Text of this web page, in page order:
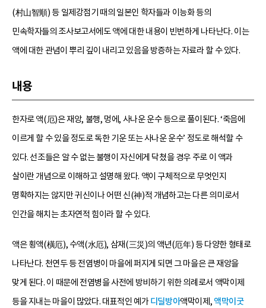
(村山智順) 등 일제강점기 때의 일본인 학자들과 이능화 등의
민속학자들의 조사보고서에도 액에 대한 내용이 빈번하게 나타난다. 이는
액에 대한 관념이 뿌리 깊이 내리고 있음을 방증하는 자료라 할 수 있다.
내용
한자로 액(厄)은 재앙, 불행, 멍에, 사나운 운수 등으로 풀이된다. ‘죽음에
이르게 할 수 있을 정도로 독한 기운 또는 사나운 운수’ 정도로 해석할 수
있다. 선조들은 알 수 없는 불행이 자신에게 닥쳤을 경우 주로 이 액과
살이란 개념으로 이해하고 설명해 왔다. 액이 구체적으로 무엇인지
명확하지는 않지만 귀신이나 어떤 신(神)적 개념하고는 다른 의미로서
인간을 해치는 초자연적 힘이라 할 수 있다.
액은 횡액(橫厄), 수액(水厄), 삼재(三災)의 액년(厄年) 등 다양한 형태로
나타난다. 천연두 등 전염병이 마을에 퍼지게 되면 그 마을은 큰 재앙을
맞게 된다. 이 때문에 전염병을 사전에 방비하기 위한 의례로서 액막이제
등을 지내는 마을이 많았다. 대표적인 예가디딜방아액막이제,액막이굿